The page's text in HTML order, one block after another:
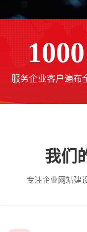
1000
服务企业客户遍布
我们
专注企业网站建